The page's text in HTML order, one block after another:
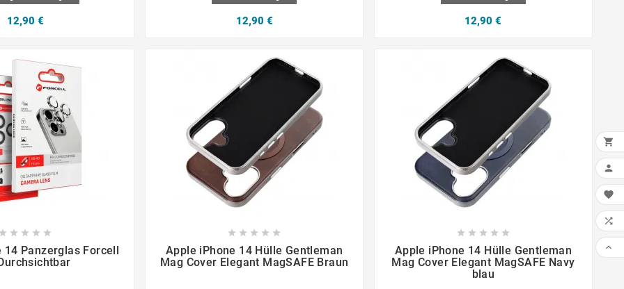
12,90 € 12,90 € 12,90 €
    
14 Panzerglas Forcell
    
Apple iPhone 14 Hülle Gentleman
Mag Cover Elegant MagSAFE Braun
    
Apple iPhone 14 Hülle Gentleman
Mag Cover Elegant MagSAFE Navy
blau




